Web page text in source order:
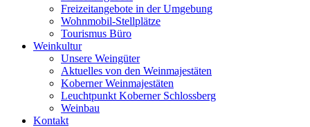
Freizeitangebote in der Umgebung
Wohnmobil-Stellplätze
Tourismus Büro
Weinkultur
Unsere Weingüter
Aktuelles von den Weinmajestäten
Koberner Weinmajestäten
Leuchtpunkt Koberner Schlossberg
Weinbau
Kontakt